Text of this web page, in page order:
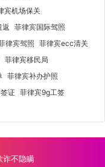
宾机场保关
返
菲律宾国际驾照
律宾驾照 菲律宾ecc清关
菲律宾移民局
菲律宾补办护照
证 菲律宾9g工签
诈不隐瞒